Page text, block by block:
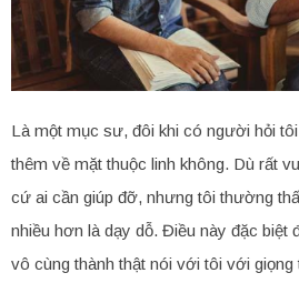
Là một mục sư, đôi khi có người hỏi
thêm về mặt thuộc linh không. Dù rất
cứ ai cần giúp đỡ, nhưng tôi thường
nhiều hơn là dạy dỗ. Điều này đặc biệt
vô cùng thành thật nói với tôi với giọng